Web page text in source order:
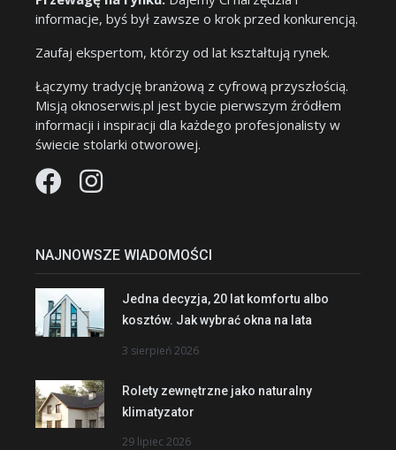
informacje, byś był zawsze o krok przed konkurencją.
Zaufaj ekspertom, którzy od lat kształtują rynek.
Łączymy tradycję branżową z cyfrową przyszłością.
Misją oknoserwis.pl jest bycie pierwszym źródłem
informacji i inspiracji dla każdego profesjonalisty w
świecie stolarki otworowej.
NAJNOWSZE WIADOMOŚCI
Jedna decyzja, 20 lat komfortu albo
kosztów. Jak wybrać okna na lata
3 sierpień 2026
Rolety zewnętrzne jako naturalny
klimatyzator
29 lipiec 2026